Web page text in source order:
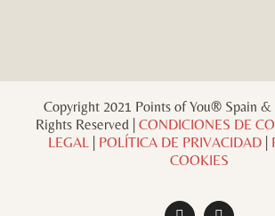
Copyright 2021 Points of You® Spain &
Rights Reserved | CONDICIONES DE
LEGAL| POLÍTICA DE PRIVACIDAD|
COOKIES